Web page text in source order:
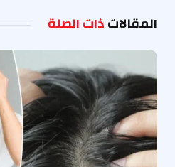
المقالاتذات الصلة